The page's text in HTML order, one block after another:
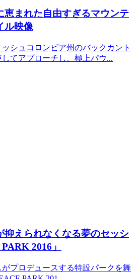
恵まれた自由すぎるマウンテ
ル映像
シュコロンビア州のバックカント
てアプローチし、極上パウ...
抑えられなくなる夢のセッシ
2016」
プロデュースする特設パークを舞